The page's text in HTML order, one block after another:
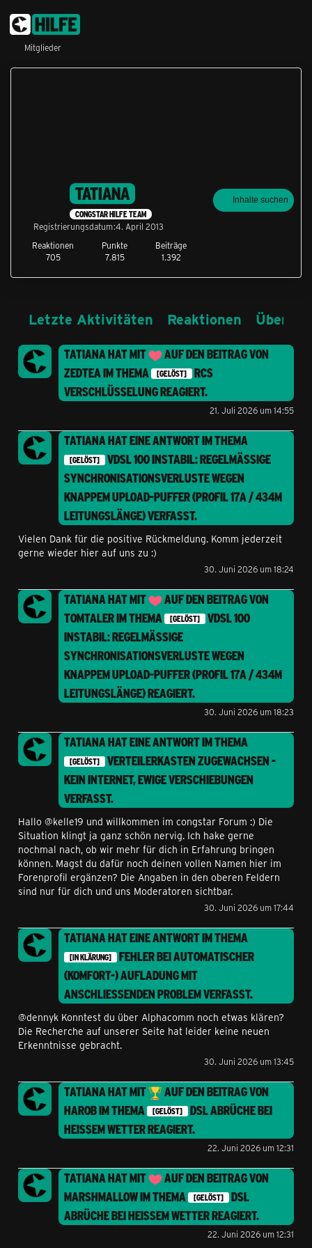
Mitglieder
TATIANA
CONGSTAR HILFE TEAM
Reaktionen
705
Punkte
7.815
Beiträge
1.392
Inhalte suchen
Registrierungsdatum 4. April 2013
Letzte Aktivitäten Reaktionen Über
TATIANAHAT MIT
AUF DEN BEITRAG VON
ZEDTEAIM THEMA [GELÖST]
RCS
VERSCHLÜSSELUNGREAGIERT.
21. Juli 2026 um 14:55
TATIANAHAT EINE ANTWORT IM THEMA
[GELÖST]
VDSL 100 INSTABIL: REGELMÄSSIGE S
YNCHRONISATIONSVERLUSTE WEGEN K
NAPPEM UPLOAD-PUFFER (PROFIL 17A / 434M L
EITUNGSLÄNGE) VERFASST.
Vielen Dank für die positive Rückmeldung. Komm jederzeit
gerne wieder hier auf uns zu :)
30. Juni 2026 um 18:24
TATIANAHAT MIT
AUF DEN BEITRAG VON
TOMTALERIM THEMA [GELÖST]
VDSL 100
INSTABIL: REGELMÄSSIGE S
YNCHRONISATIONSVERLUSTE WEGEN K
NAPPEM UPLOAD-PUFFER (PROFIL 17A / 434M L
EITUNGSLÄNGE) REAGIERT.
30. Juni 2026 um 18:23
TATIANAHAT EINE ANTWORT IM THEMA
[GELÖST]
VERTEILERKASTEN ZUGEWACHSEN -
KEIN INTERNET, EWIGE VERSCHIEBUNGEN
VERFASST.
Hallo @kelle19 und willkommen im congstar Forum :) Die
Situation klingt ja ganz schön nervig. Ich hake gerne
nochmal nach, ob wir mehr für dich in Erfahrung bringen
können. Magst du dafür noch deinen vollen Namen hier im
Forenprofil ergänzen? Die Angaben in den oberen Feldern
sind nur für dich und uns Moderatoren sichtbar.
30. Juni 2026 um 17:44
TATIANAHAT EINE ANTWORT IM THEMA
[IN KLÄRUNG]
FEHLER BEI AUTOMATISCHER
(KOMFORT-) AUFLADUNG MIT
ANSCHLIESSENDEN PROBLEM
VERFASST.
@dennyk Konntest du über Alphacomm noch etwas klären?
Die Recherche auf unserer Seite hat leider keine neuen
Erkenntnisse gebracht.
30. Juni 2026 um 13:45
TATIANAHAT MIT
AUF DEN BEITRAG VON
HAROBIM THEMA [GELÖST]
DSL ABRÜCHE BEI
HEISSEM WETTER REAGIERT.
22. Juni 2026 um 12:31
TATIANAHAT MIT
AUF DEN BEITRAG VON
MARSHMALLOWIM THEMA [GELÖST]
DSL
ABRÜCHE BEI HEISSEM WETTER REAGIERT.
22. Juni 2026 um 12:31